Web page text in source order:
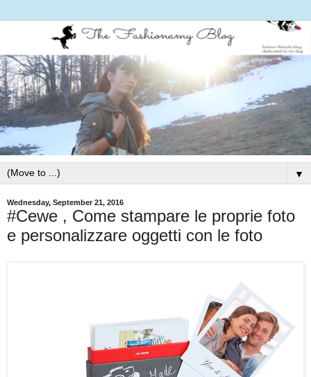
▼
Wednesday, September 21, 2016
#Cewe , Come stampare le proprie foto
e personalizzare oggetti con le foto